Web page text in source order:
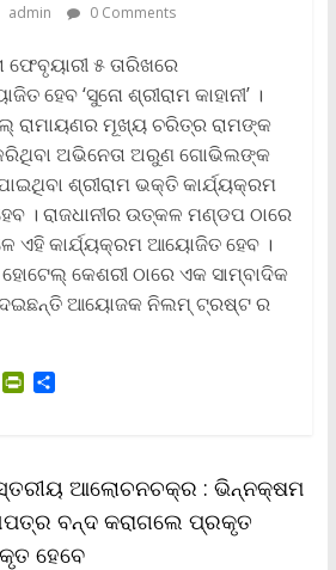
admin 0 Comments
୫ ତାରିଖରେ
‘ସୁନୋ ଶ୍ରୀରାମ କାହାନୀ’ ।
ରାମାୟଣର ମୂଖ୍ୟ ଚରିତ୍ର ରାମଙ୍କ
ଅଭିନେତା ଅରୁଣ ଗୋଭିଲଙ୍କ
ଶ୍ରୀରାମ ଭକ୍ତି କାର୍ଯ୍ୟକ୍ରମ
। ରାଜଧାନୀର ଉତ୍କଳ ମଣ୍ଡପ ଠାରେ
ଏହି କାର୍ଯ୍ୟକ୍ରମ ଆୟୋଜିତ ହେବ ।
କେଶରୀ ଠାରେ ଏକ ସାମ୍ବାଦିକ
ଆୟୋଜକ ନିଲମ୍ ଟ୍ରଷ୍ଟ ର
P
F
r
i
e
S
ଆଲୋଚନଚକ୍ର : ଭିନ୍ନକ୍ଷମ
ବନ୍ଦ କରାଗଲେ ପ୍ରକୃତ
ହେବେ